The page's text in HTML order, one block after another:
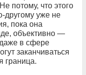
потому, что этого
другому уже не
пока она
объективно —
в сфере
заканчиваться
граница.